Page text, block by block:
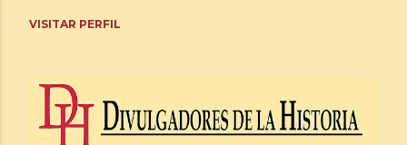
VISITAR PERFIL